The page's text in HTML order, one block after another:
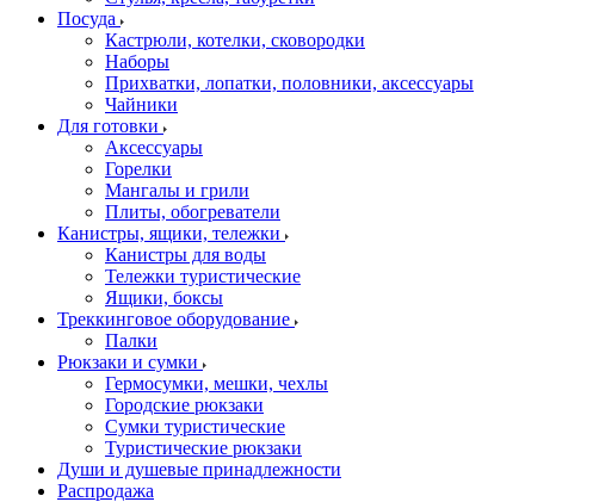
Посуда
Кастрюли, котелки, сковородки
Наборы
Прихватки, лопатки, половники, аксессуары
Чайники
Для готовки
Аксессуары
Горелки
Мангалы и грили
Плиты, обогреватели
Канистры, ящики, тележки
Канистры для воды
Тележки туристические
Ящики, боксы
Треккинговое оборудование
Палки
Рюкзаки и сумки
Гермосумки, мешки, чехлы
Городские рюкзаки
Сумки туристические
Туристические рюкзаки
Души и душевые принадлежности
Распродажа